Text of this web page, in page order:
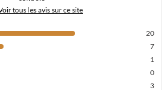
tous les avis sur ce site
20
7
1
0
3